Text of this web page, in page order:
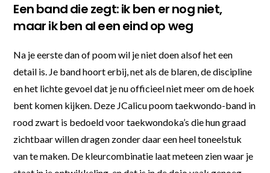
Een band die zegt: ik ben er nog niet,
maar ik ben al een eind op weg
Na je eerste dan of poom wil je niet doen alsof het een
detail is. Je band hoort erbij, net als de blaren, de discipline
en het lichte gevoel dat je nu officieel niet meer om de hoek
bent komen kijken. Deze JCalicu poom taekwondo-band in
rood zwart is bedoeld voor taekwondoka’s die hun graad
zichtbaar willen dragen zonder daar een heel toneelstuk
van te maken. De kleurcombinatie laat meteen zien waar je